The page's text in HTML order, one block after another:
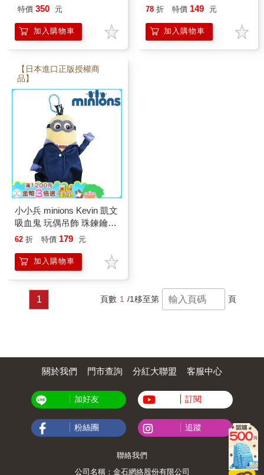
特價 350 元
加入購物車
78 折 特價 149 元
加入購物車
【日本進口正版授權商
品】
小小兵 minions Kevin 凱文
吸血鬼 玩偶吊飾 珠鍊鑰匙
圈 暗黑時代
62 折 特價 179 元
加入購物車
1 頁數 1 /1移至第 頁
關於我們 門市查詢 分紅大聯盟 客服中心
加好友 訂閱
粉絲團 追蹤
聯絡我們
公司名稱：金石網絡股份有限公司